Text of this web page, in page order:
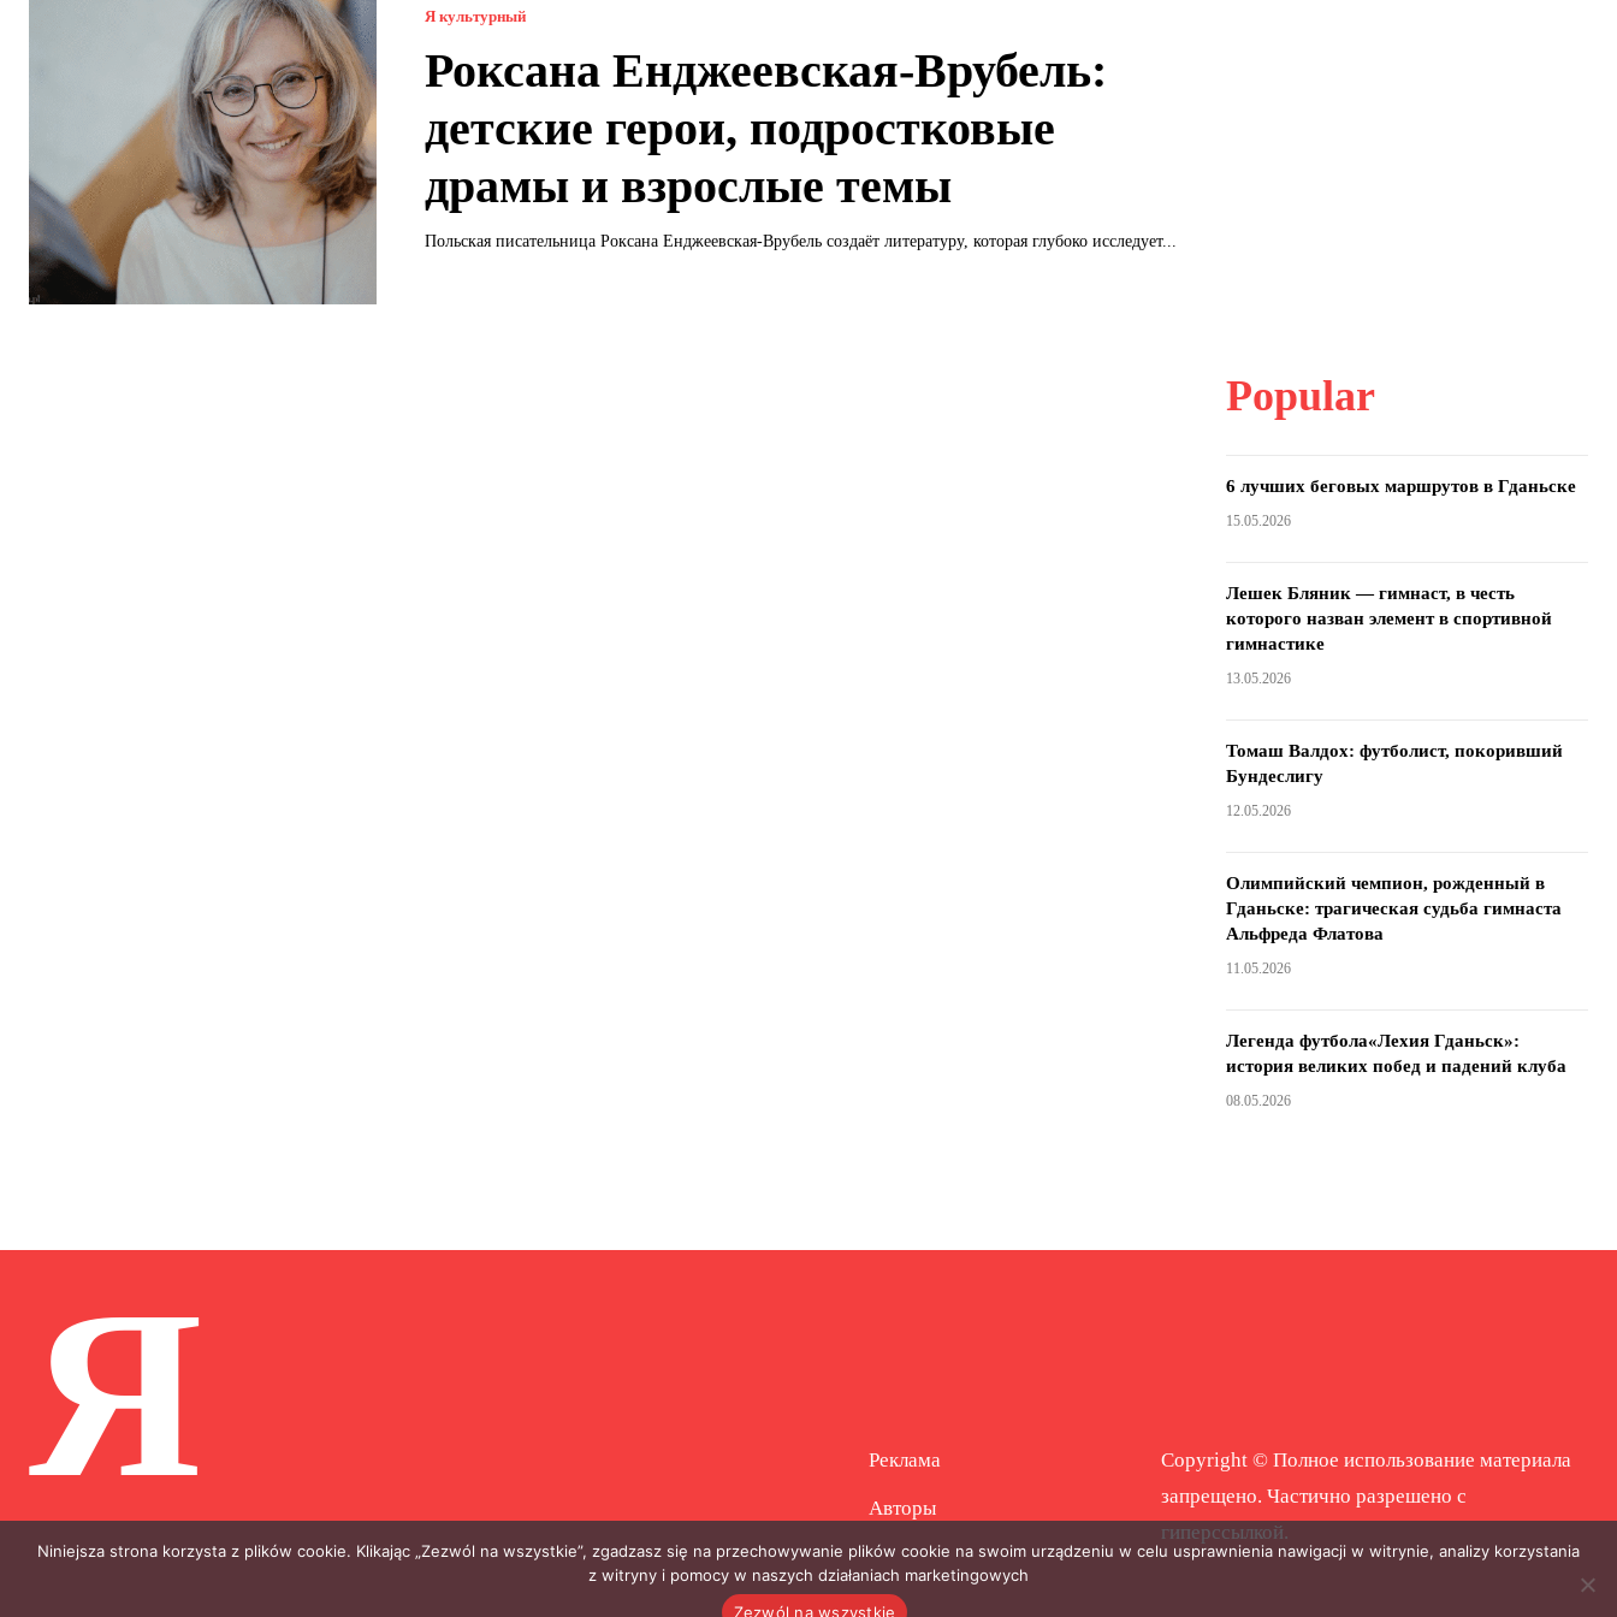
Я культурный
Роксана Енджеевская-Врубель:
детские герои, подростковые
драмы и взрослые темы
Польская писательница Роксана Енджеевская-Врубель создаёт литературу, которая глубоко исследует...
Popular
6 лучших беговых маршрутов в Гданьске
15.05.2026
Лешек Бляник — гимнаст, в честь
которого назван элемент в спортивной
гимнастике
13.05.2026
Томаш Валдох: футболист, покоривший
Бундеслигу
12.05.2026
Олимпийский чемпион, рожденный в
Гданьске: трагическая судьба гимнаста
Альфреда Флатова
11.05.2026
Легенда футбола«Лехия Гданьск»:
история великих побед и падений клуба
08.05.2026
Я Реклама
Авторы
Copyright © Полное использование материала
запрещено. Частично разрешено с
гиперссылкой.
Niniejsza strona korzysta z plików cookie. Klikając „Zezwól na wszystkie”, zgadzasz się na przechowywanie plików cookie na swoim urządzeniu w celu usprawnienia nawigacji w witrynie, analizy korzystania
z witryny i pomocy w naszych działaniach marketingowych
Zezwól na wszystkie